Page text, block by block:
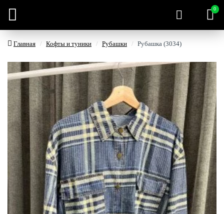
0
Главная Кофты и туники Рубашки Рубашка (3034)